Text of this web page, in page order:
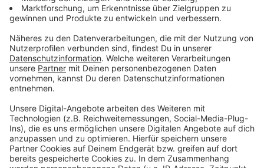
einzubetten. Dieser Service kann
Daten zu Ihren Aktivitäten
sammeln. Bitte lesen Sie die
Details durch und stimmen Sie der
Nutzung des Service zu, um dieses
Video anzusehen.
Akzeptieren
powered byUsercentrics Consent
Management Platform
Zoe Wees mit ihrer neuen Single "That's How It Goes"
featuring 6LACK
Anzeige